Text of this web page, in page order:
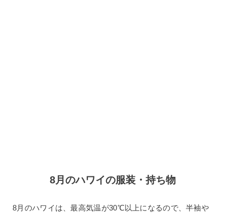
8月のハワイの服装・持ち物
8月のハワイは、最高気温が30℃以上になるので、半袖や